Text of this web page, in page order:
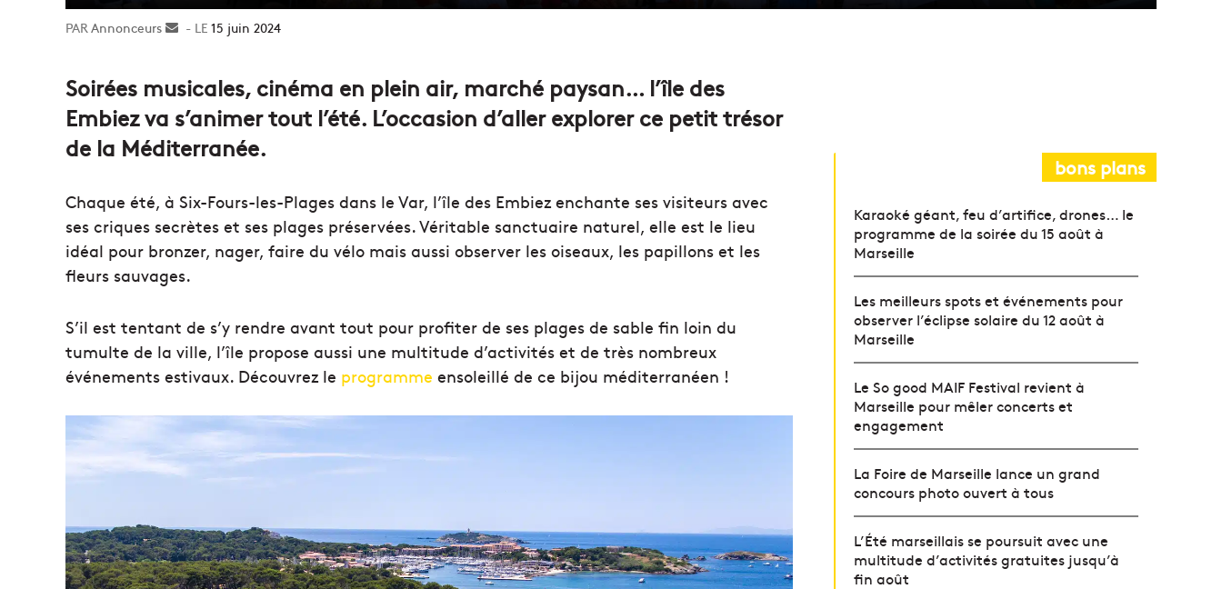
Annonceurs
Envoyer15 juin 2024
Soirées musicales, cinéma en plein air, marché paysan… l’île des
Embiez va s’animer tout l’été. L’occasion d’aller explorer ce petit trésor
de la Méditerranée.
Chaque été, à Six-Fours-les-Plages dans le Var, l’île des Embiez enchante ses visiteurs avec
ses criques secrètes et ses plages préservées. Véritable sanctuaire naturel, elle est le lieu
idéal pour bronzer, nager, faire du vélo mais aussi observer les oiseaux, les papillons et les
fleurs sauvages.
S’il est tentant de s’y rendre avant tout pour profiter de ses plages de sable fin loin du
tumulte de la ville, l’île propose aussi une multitude d’activités et de très nombreux
événements estivaux. Découvrez le programme ensoleillé de ce bijou méditerranéen !
bons plans
Karaoké géant, feu d’artifice, drones… le
programme de la soirée du 15 août à
Marseille
Les meilleurs spots et événements pour
observer l’éclipse solaire du 12 août à
Marseille
Le So good MAIF Festival revient à
Marseille pour mêler concerts et
engagement
La Foire de Marseille lance un grand
concours photo ouvert à tous
L’Été marseillais se poursuit avec une
multitude d’activités gratuites jusqu’à
fin août